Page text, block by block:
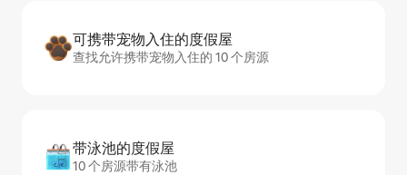
可携带宠物入住的度假屋
查找允许携带宠物入住的 10 个房源
带泳池的度假屋
10 个房源带有泳池